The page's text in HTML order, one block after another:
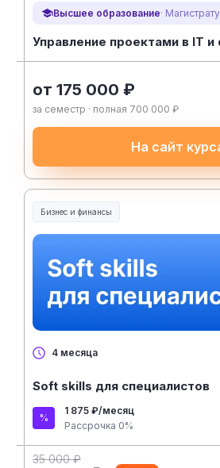
Высшее образование·
Управление проектами в IT и
от 175 000 ₽
за семестр · полная 700 000 ₽
На сайт
Бизнес и финансы
4 месяца
Soft skills для специалистов
1 875 ₽/месяц
Рассрочка 0%
35 000 ₽